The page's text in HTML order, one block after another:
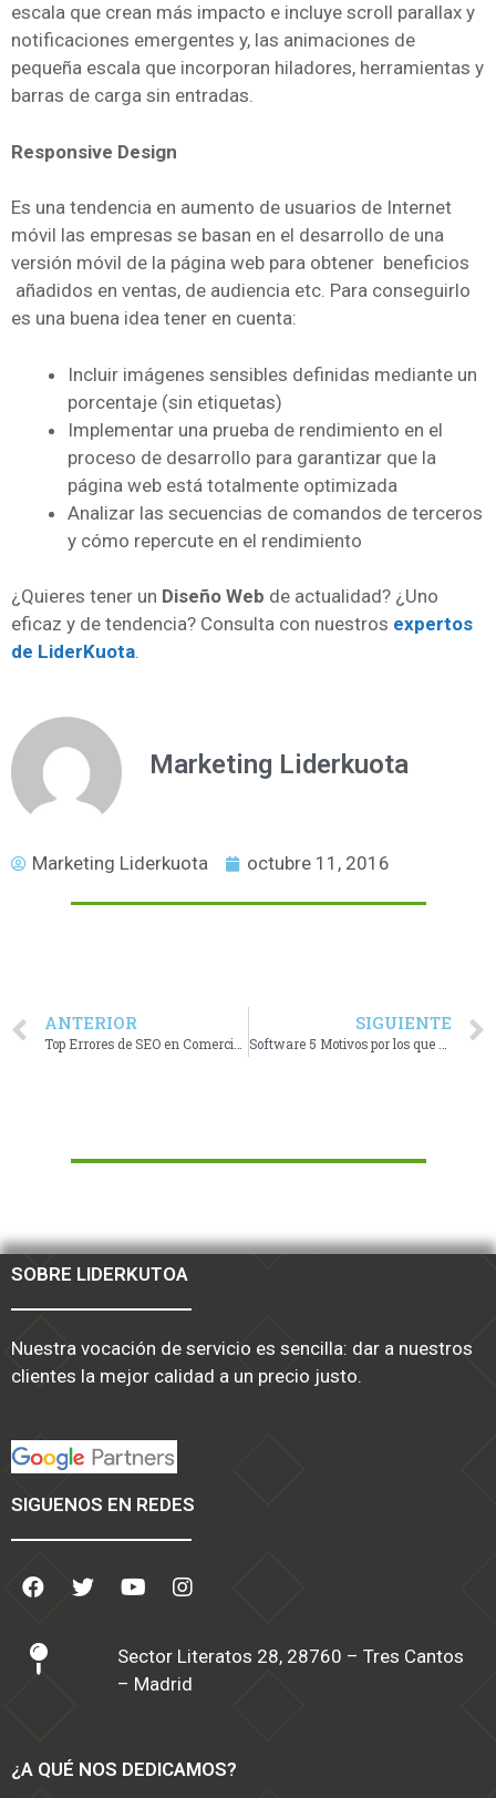
escala que crean más impacto e incluye scroll parallax y
notificaciones emergentes y, las animaciones de
pequeña escala que incorporan hiladores, herramientas y
barras de carga sin entradas.
Responsive Design
Es una tendencia en aumento de usuarios de Internet
móvil las empresas se basan en el desarrollo de una
versión móvil de la página web para obtener beneficios
añadidos en ventas, de audiencia etc. Para conseguirlo
es una buena idea tener en cuenta:
Incluir imágenes sensibles definidas mediante un
porcentaje (sin etiquetas)
Implementar una prueba de rendimiento en el
proceso de desarrollo para garantizar que la
página web está totalmente optimizada
Analizar las secuencias de comandos de terceros
y cómo repercute en el rendimiento
¿Quieres tener un Diseño Web de actualidad? ¿Uno
eficaz y de tendencia? Consulta con nuestros expertos
de LiderKuota.
Marketing Liderkuota
Marketing Liderkuota octubre 11, 2016
ANTERIOR
Top Errores de SEO en Comercio Electrónico
SIGUIENTE
Software 5 Motivos por los que debes actualizarlo
SOBRE LIDERKUTOA
Nuestra vocación de servicio es sencilla: dar a nuestros
clientes la mejor calidad a un precio justo.
SIGUENOS EN REDES
Sector Literatos 28, 28760 – Tres Cantos
– Madrid
¿A QUÉ NOS DEDICAMOS?